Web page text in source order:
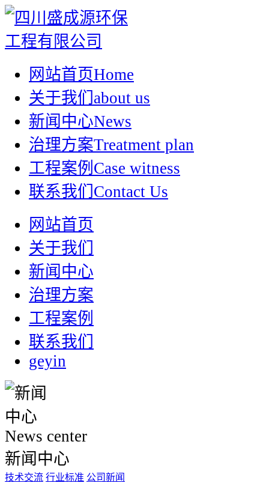
网站首页Home
关于我们 about us
新闻中心News
治理方案Treatment plan
工程案例 Case witness
联系我们 Contact Us
网站首页
关于我们
新闻中心
治理方案
工程案例
联系我们
geyin
News center
新闻中心
技术交流 行业标准 公司新闻